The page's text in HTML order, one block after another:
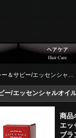
ー＆サビー/エッセンシャ…
ー/エッセンシャルオイ
商品
エッ
ブラ